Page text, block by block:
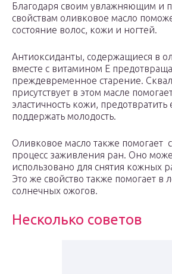
Благодаря своим увлажняющим и
свойствам оливковое масло
состояние волос, кожи и ногтей.
Антиоксиданты, содержащиеся в
вместе с витамином Е
преждевременное старение.
присутствует в этом масле
эластичность кожи,
поддержать молодость.
Оливковое масло также помогает
процесс заживления ран. Оно
использовано для снятия кожных
Это же свойство также помогает в
солнечных ожогов.
Несколько советов